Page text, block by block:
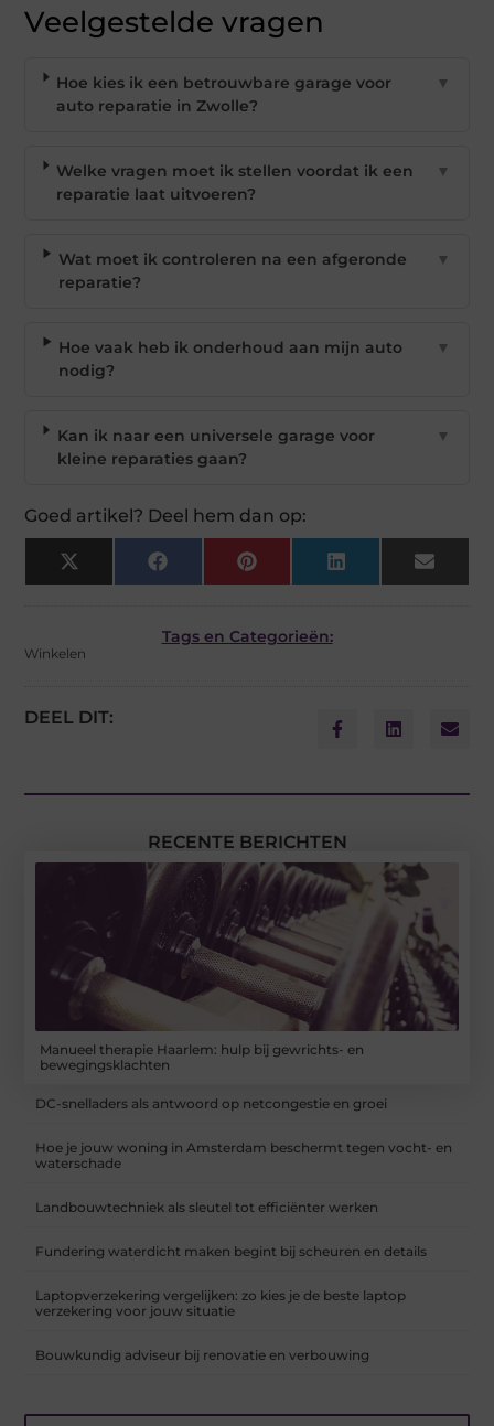
Veelgestelde vragen
Hoe kies ik een betrouwbare garage voor
auto reparatie in Zwolle?
▼
Welke vragen moet ik stellen voordat ik een
reparatie laat uitvoeren?
▼
Wat moet ik controleren na een afgeronde
reparatie?
▼
Hoe vaak heb ik onderhoud aan mijn auto
nodig?
▼
Kan ik naar een universele garage voor
kleine reparaties gaan?
▼
Goed artikel? Deel hem dan op:
X
(Twitter)
Facebook Pinterest LinkedIn Email
Tags en Categorieën:
Winkelen
DEEL DIT:
RECENTE BERICHTEN
Manueel therapie Haarlem: hulp bij gewrichts- en
bewegingsklachten
DC-snelladers als antwoord op netcongestie en groei
Hoe je jouw woning in Amsterdam beschermt tegen vocht- en
waterschade
Landbouwtechniek als sleutel tot efficiënter werken
Fundering waterdicht maken begint bij scheuren en details
Laptopverzekering vergelijken: zo kies je de beste laptop
verzekering voor jouw situatie
Bouwkundig adviseur bij renovatie en verbouwing